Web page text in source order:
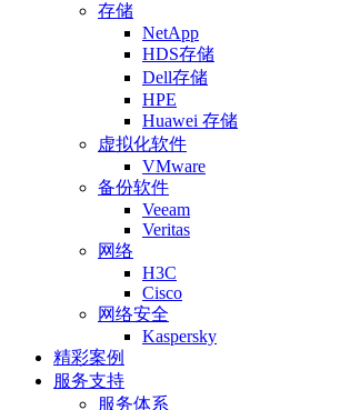
存储
NetApp
HDS存储
Dell存储
HPE
Huawei 存储
虚拟化软件
VMware
备份软件
Veeam
Veritas
网络
H3C
Cisco
网络安全
Kaspersky
精彩案例
服务支持
服务体系